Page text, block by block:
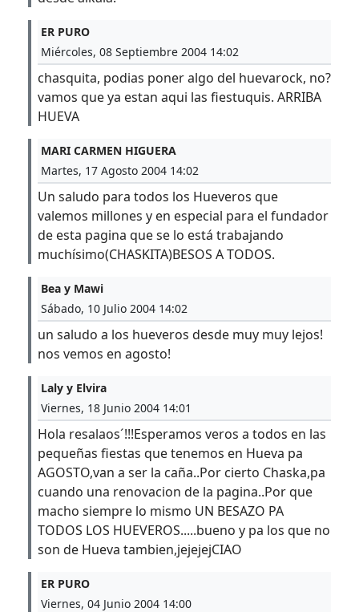
ER PURO
Miércoles, 08 Septiembre 2004 14:02
chasquita, podias poner algo del huevarock, no?
vamos que ya estan aqui las fiestuquis. ARRIBA
HUEVA
MARI CARMEN HIGUERA
Martes, 17 Agosto 2004 14:02
Un saludo para todos los Hueveros que
valemos millones y en especial para el fundador
de esta pagina que se lo está trabajando
muchísimo(CHASKITA)BESOS A TODOS.
Bea y Mawi
Sábado, 10 Julio 2004 14:02
un saludo a los hueveros desde muy muy lejos!
nos vemos en agosto!
Laly y Elvira
Viernes, 18 Junio 2004 14:01
Hola resalaos´!!!Esperamos veros a todos en las
pequeñas fiestas que tenemos en Hueva pa
AGOSTO,van a ser la caña..Por cierto Chaska,pa
cuando una renovacion de la pagina..Por que
macho siempre lo mismo UN BESAZO PA
TODOS LOS HUEVEROS.....bueno y pa los que no
son de Hueva tambien,jejejejCIAO
ER PURO
Viernes, 04 Junio 2004 14:00